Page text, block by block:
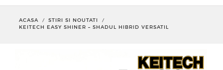
ACASA / STIRI SI NOUTATI /
KEITECH EASY SHINER – SHADUL HIBRID VERSATIL